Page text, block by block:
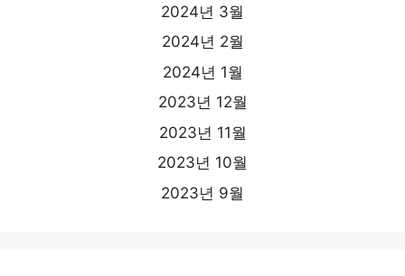
2024년 3월
2024년 2월
2024년 1월
2023년 12월
2023년 11월
2023년 10월
2023년 9월